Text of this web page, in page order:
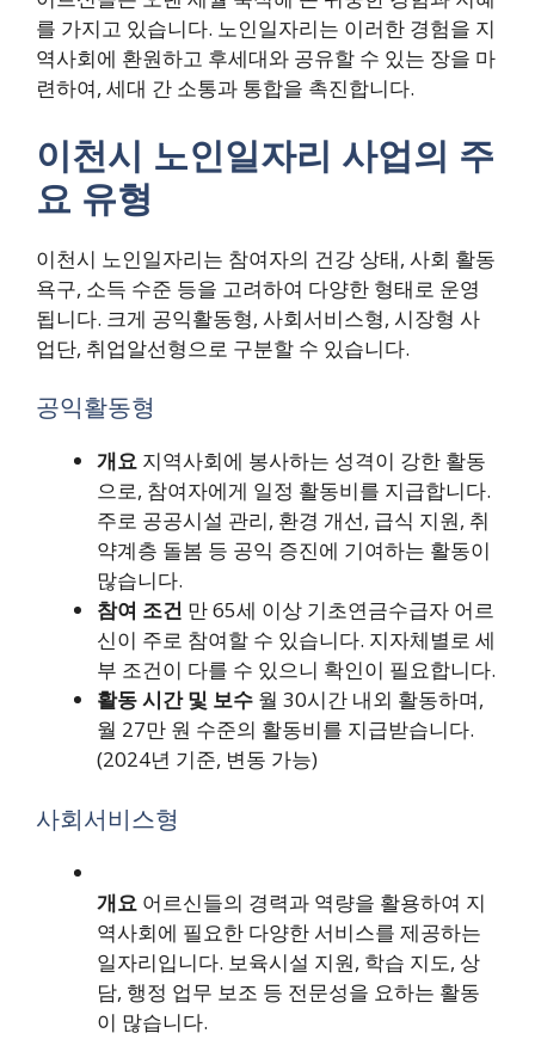
를 가지고 있습니다. 노인일자리는 이러한 경험을 지
역사회에 환원하고 후세대와 공유할 수 있는 장을 마
련하여, 세대 간 소통과 통합을 촉진합니다.
이천시 노인일자리 사업의 주
요 유형
이천시 노인일자리는 참여자의 건강 상태, 사회 활동
욕구, 소득 수준 등을 고려하여 다양한 형태로 운영
됩니다. 크게 공익활동형, 사회서비스형, 시장형 사
업단, 취업알선형으로 구분할 수 있습니다.
공익활동형
개요 지역사회에 봉사하는 성격이 강한 활동
으로, 참여자에게 일정 활동비를 지급합니다.
주로 공공시설 관리, 환경 개선, 급식 지원, 취
약계층 돌봄 등 공익 증진에 기여하는 활동이
많습니다.
참여 조건 만 65세 이상 기초연금수급자 어르
신이 주로 참여할 수 있습니다. 지자체별로 세
부 조건이 다를 수 있으니 확인이 필요합니다.
활동 시간 및 보수 월 30시간 내외 활동하며,
월 27만 원 수준의 활동비를 지급받습니다.
(2024년 기준, 변동 가능)
사회서비스형
개요 어르신들의 경력과 역량을 활용하여 지
역사회에 필요한 다양한 서비스를 제공하는
일자리입니다. 보육시설 지원, 학습 지도, 상
담, 행정 업무 보조 등 전문성을 요하는 활동
이 많습니다.